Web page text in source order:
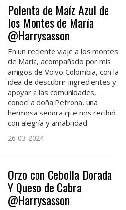
Polenta de Maíz Azul de
los Montes de María
@Harrysasson
En un reciente viaje a los montes
de María, acompañado por mis
amigos de Volvo Colombia, con la
idea de descubrir ingredientes y
apoyar a las comunidades,
conocí a doña Petrona, una
hermosa señora que nos recibió
con alegría y amabilidad
26-03-2024
Orzo con Cebolla Dorada
Y Queso de Cabra
@Harrysasson